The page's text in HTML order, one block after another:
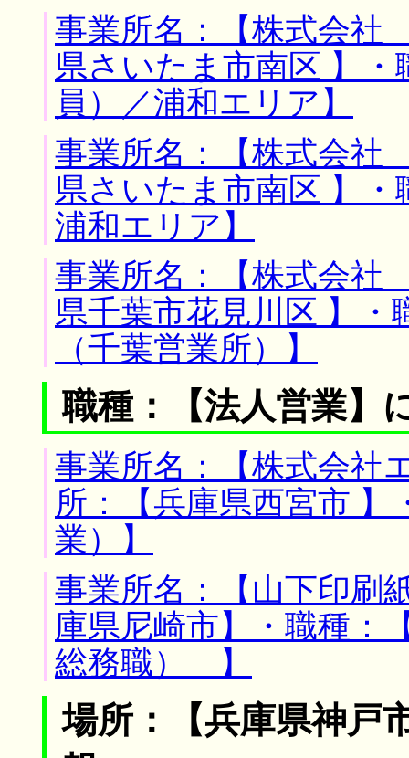
事業所名：【株式会
県さいたま市南区 】
員）／浦和エリア】
事業所名：【株式会
県さいたま市南区 】
浦和エリア】
事業所名：【株式会
県千葉市花見川区 】
（千葉営業所）】
職種：【法人営業】
事業所名：【株式会社
所：【兵庫県西宮市 】
業）】
事業所名：【山下印刷
庫県尼崎市】・職種：
総務職） 】
場所：【兵庫県神戸